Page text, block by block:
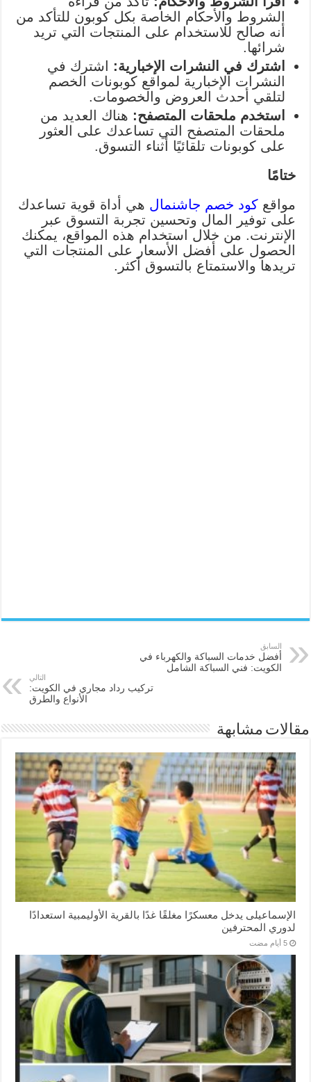
الشروط والأحكام الخاصة بكل كوبون للتأكد من
أنه صالح للاستخدام على المنتجات التي تريد
شرائها.
اشترك في النشرات الإخبارية:
اشترك في
النشرات الإخبارية لمواقع كوبونات الخصم
لتلقي أحدث العروض والخصومات.
استخدم ملحقات المتصفح: هناك العديد من
ملحقات المتصفح التي تساعدك على العثور
على كوبونات تلقائيًا أثناء التسوق.
ختامًا
مواقعكود خصم جاشنمال هي أداة قوية تساعدك
على توفير المال وتحسين تجربة التسوق عبر
الإنترنت. من خلال استخدام هذه المواقع، يمكنك
الحصول على أفضل الأسعار على المنتجات التي
تريدها والاستمتاع بالتسوق أكثر.
السابق
أفضل خدمات السباكة والكهرباء في
الكويت: فني السباكة الشامل
التالي
تركيب رداد مجاري في الكويت:
الأنواع والطرق
مقالات مشابهة
الإسماعیلی یدخل معسكرًا مغلقًا غدًا بالقرية الأوليمبية استعدادًا
لدوري المحترفين
‏5 أيام مضت